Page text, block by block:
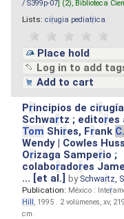
/ S399p-07 ] (2), Biblioteca
Lists: cirugia pediatrica
Place hold
Log in to add
Add to cart
Principios de cir
Schwartz ; editores
Tom Shires, Frank C.
Wendy | Cowles
Orizaga Samperio ;
colaboradores
... [et al.]by Schwartz,
Publication: México : Inter
Hill, 1995 . 2 volúmenes, xv,
cm.